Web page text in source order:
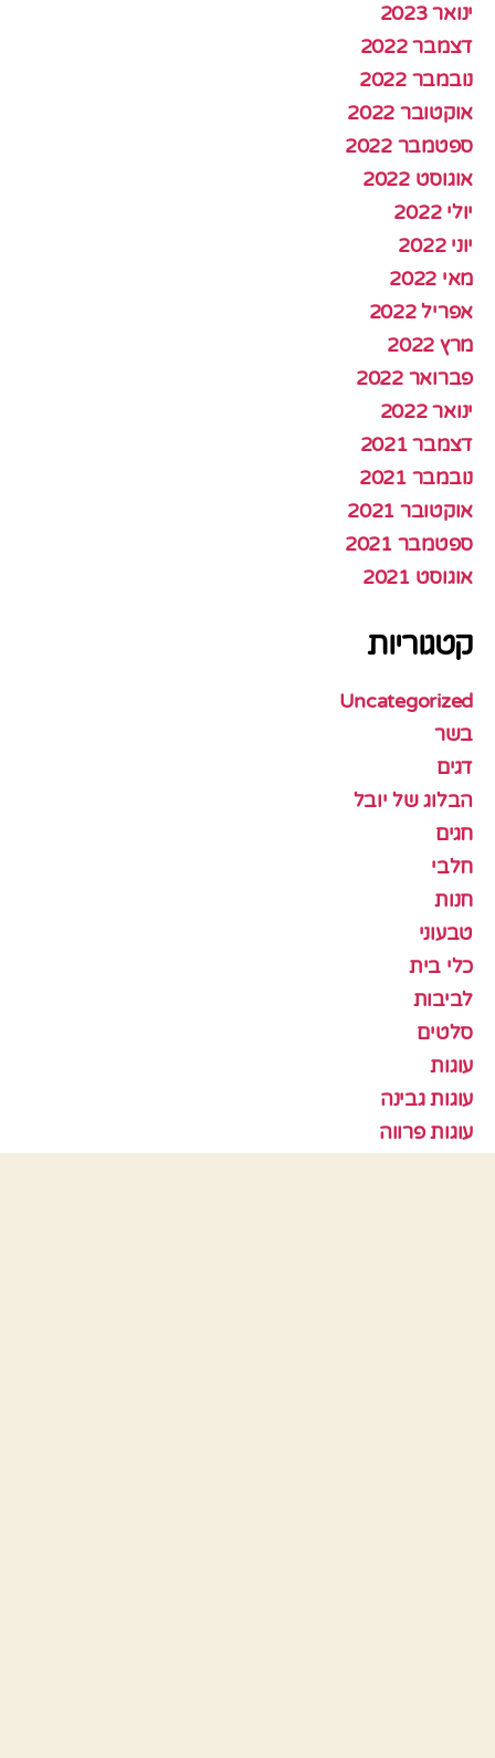
ינואר 2023
דצמבר 2022
נובמבר 2022
אוקטובר 2022
ספטמבר 2022
אוגוסט 2022
יולי 2022
יוני 2022
מאי 2022
אפריל 2022
מרץ 2022
פברואר 2022
ינואר 2022
דצמבר 2021
נובמבר 2021
אוקטובר 2021
ספטמבר 2021
אוגוסט 2021
קטגוריות
Uncategorized
בשר
דגים
הבלוג של יובל
חגים
חלבי
חנות
טבעוני
כלי בית
לביבות
סלטים
עוגות
עוגות גבינה
עוגות פרווה